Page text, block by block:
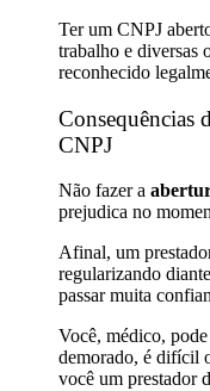
Ter um CNPJ
trabalho e diversas
reconhecido
Consequências
CNPJ
Não fazer a
prejudica no
Afinal, um
regularizando
passar muita
Você, médico,
demorado, é difícil
você um prestador